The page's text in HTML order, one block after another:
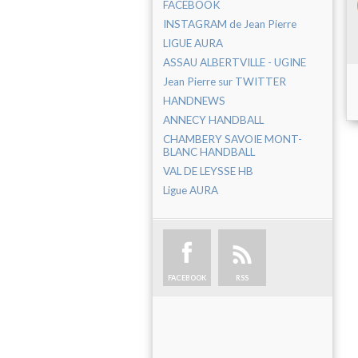
FACEBOOK
INSTAGRAM de Jean Pierre
LIGUE AURA
ASSAU ALBERTVILLE - UGINE
Jean Pierre sur TWITTER
HANDNEWS
ANNECY HANDBALL
CHAMBERY SAVOIE MONT-
BLANC HANDBALL
VAL DE LEYSSE HB
Ligue AURA
FACEBOOK RSS